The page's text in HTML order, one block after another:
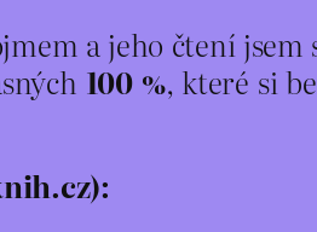
a jeho čtení
100 %, které si